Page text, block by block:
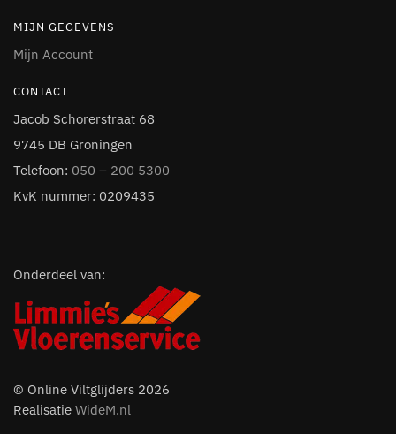
MIJN GEGEVENS
Mijn Account
CONTACT
Jacob Schorerstraat 68
9745 DB Groningen
Telefoon: 050 – 200 5300
KvK nummer: 0209435
Onderdeel van:
© Online Viltglijders 2026
Realisatie WideM.nl